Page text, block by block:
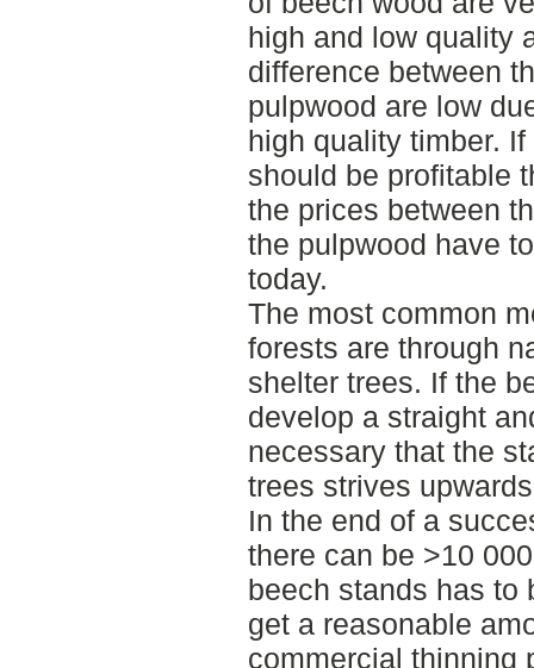
high and low quality
difference between
pulpwood are low
high quality timber.
should be profitable
the prices between
the pulpwood have
today.
The most common
forests are through
shelter trees. If the
develop a straight
necessary that the
trees strives
In the end of a
there can be >10
beech stands has to
get a reasonable
commercial thinning